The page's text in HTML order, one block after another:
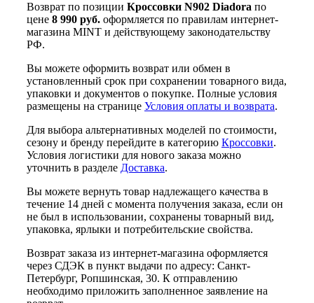
Возврат по позиции Кроссовки N902 Diadora по
цене 8 990 руб. оформляется по правилам интернет-
магазина MINT и действующему законодательству
РФ.
Вы можете оформить возврат или обмен в
установленный срок при сохранении товарного вида,
упаковки и документов о покупке. Полные условия
размещены на странице Условия оплаты и возврата.
Для выбора альтернативных моделей по стоимости,
сезону и бренду перейдите в категорию Кроссовки.
Условия логистики для нового заказа можно
уточнить в разделе Доставка.
Вы можете вернуть товар надлежащего качества в
течение 14 дней с момента получения заказа, если он
не был в использовании, сохранены товарный вид,
упаковка, ярлыки и потребительские свойства.
Возврат заказа из интернет-магазина оформляется
через СДЭК в пункт выдачи по адресу: Санкт-
Петербург, Ропшинская, 30. К отправлению
необходимо приложить заполненное заявление на